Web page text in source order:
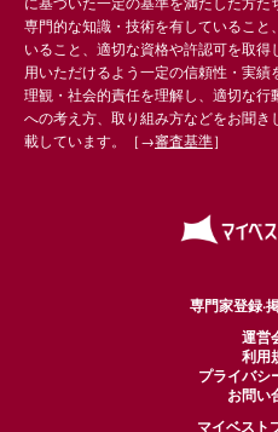
専門的な知識・技術を有しているこ
いること、適切な資格や許認可を取
用いただけるよう一定の信頼性・実
理観・社会的責任を理解し、適切な
への考え方、取り組み方などをお聞
載しています。［→審査基準］
専門家登録·
運営
利用
プライバシ
お問い
マイベスト